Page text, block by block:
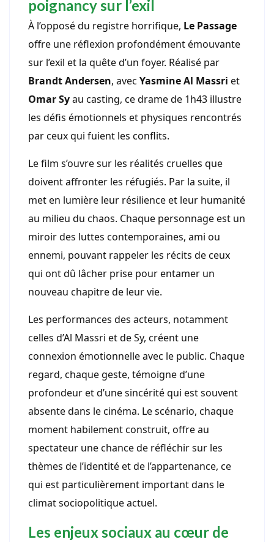
poignancy sur l’exil
À l’opposé du registre horrifique, Le Passage
offre une réflexion profondément émouvante
sur l’exil et la quête d’un foyer. Réalisé par
Brandt Andersen, avec Yasmine Al Massri et
Omar Syau casting, ce drame de 1h43 illustre
les défis émotionnels et physiques rencontrés
par ceux qui fuient les conflits.
Le film s’ouvre sur les réalités cruelles que
doivent affronter les réfugiés. Par la suite, il
met en lumière leur résilience et leur humanité
au milieu du chaos. Chaque personnage est un
miroir des luttes contemporaines, ami ou
ennemi, pouvant rappeler les récits de ceux
qui ont dû lâcher prise pour entamer un
nouveau chapitre de leur vie.
Les performances des acteurs, notamment
celles d’Al Massri et de Sy, créent une
connexion émotionnelle avec le public. Chaque
regard, chaque geste, témoigne d’une
profondeur et d’une sincérité qui est souvent
absente dans le cinéma. Le scénario, chaque
moment habilement construit, offre au
spectateur une chance de réfléchir sur les
thèmes de l’identité et de l’appartenance, ce
qui est particulièrement important dans le
climat sociopolitique actuel.
Les enjeux sociaux au cœur de